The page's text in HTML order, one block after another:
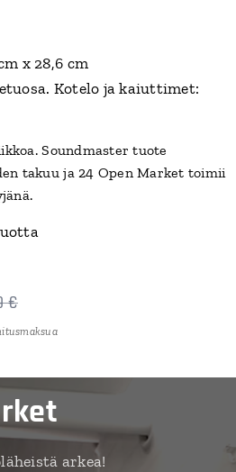
x 28,6 cm
Kotelo ja kaiuttimet:
Soundmaster tuote
takuu ja 24 Open Market toimii
€
arkea!